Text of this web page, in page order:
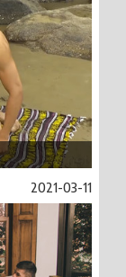
2021-03-11